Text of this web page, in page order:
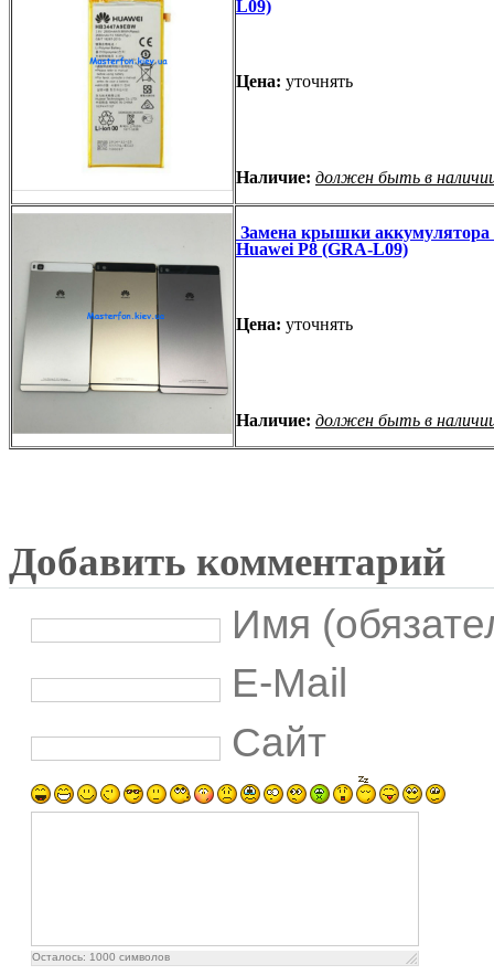
L09)
Цена: уточнять
Наличие: должен быть в
Замена крышки аккумулятора
Huawei P8 (GRA-L09)
Цена: уточнять
Наличие: должен быть в
Добавить комментарий
Имя
E-Mail
Сайт
Осталось: 1000 символов